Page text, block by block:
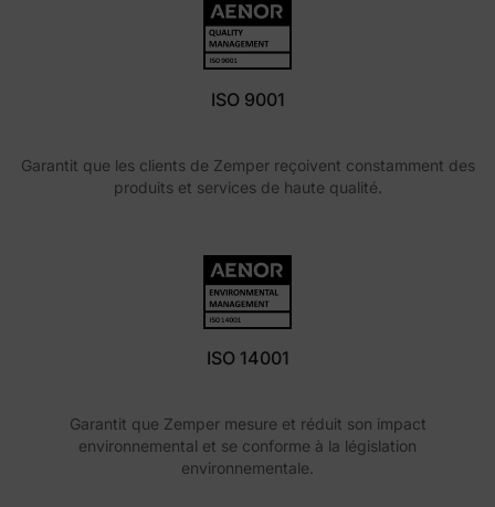
ISO 9001
Garantit que les clients de Zemper reçoivent constamment des
produits et services de haute qualité.
ISO 14001
Garantit que Zemper mesure et réduit son impact
environnemental et se conforme à la législation
environnementale.